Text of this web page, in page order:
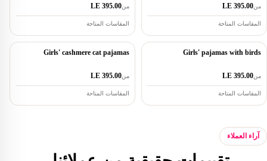
منLE 395.00
المقاسات المتاحة
منLE 395.00
المقاسات المتاحة
Girls' pajamas with birds
منLE 395.00
المقاسات المتاحة
Girls' cashmere cat pajamas
منLE 395.00
المقاسات المتاحة
آراء العملاء